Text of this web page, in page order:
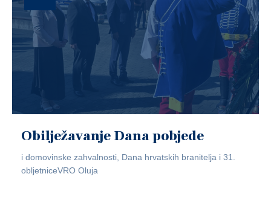
Obilježavanje Dana pobjede
i domovinske zahvalnosti, Dana hrvatskih branitelja i 31.
obljetniceVRO Oluja